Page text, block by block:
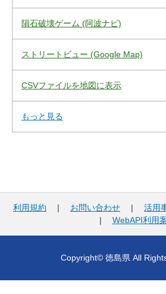
隕石破壊ゲーム (阿波ナビ)
ストリートビュー (Google Map)
CSVファイルを地図に表示
もっと見る
利用規約 | お問い合わせ | 活用
| WebAPI利用
Copyright© 徳島県 All